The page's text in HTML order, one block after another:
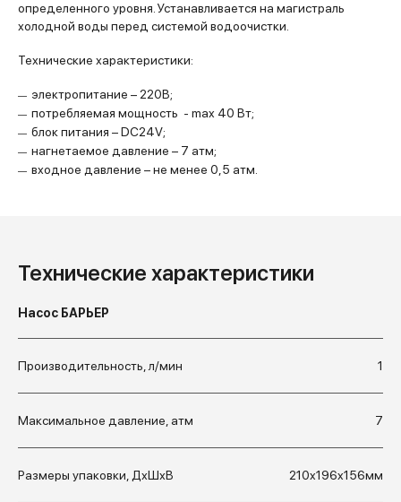
определенного уровня. Устанавливается на магистраль
холодной воды перед системой водоочистки.
Технические характеристики:
электропитание – 220В;
потребляемая мощность - max 40 Вт;
блок питания – DC24V;
нагнетаемое давление – 7 атм;
входное давление – не менее 0,5 атм.
Технические характеристики
Насос БАРЬЕР
Производительность, л/мин 1
Максимальное давление, атм 7
Размеры упаковки, ДхШхВ 210x196x156мм